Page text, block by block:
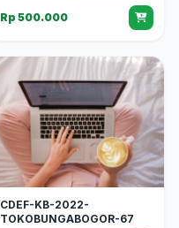
Rp 500.000
CDEF-KB-2022-
TOKOBUNGABOGOR-67